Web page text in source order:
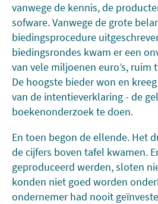
vanwege de kennis, de
sofware. Vanwege de grote
biedingsprocedure
biedingsrondes kwam er een
van vele miljoenen euro’s, ruim
De hoogste bieder won en
van de intentieverklaring - de
boekenonderzoek te doen.
En toen begon de ellende. Het
de cijfers boven tafel kwamen.
geproduceerd werden, sloten
konden niet goed worden
ondernemer had nooit